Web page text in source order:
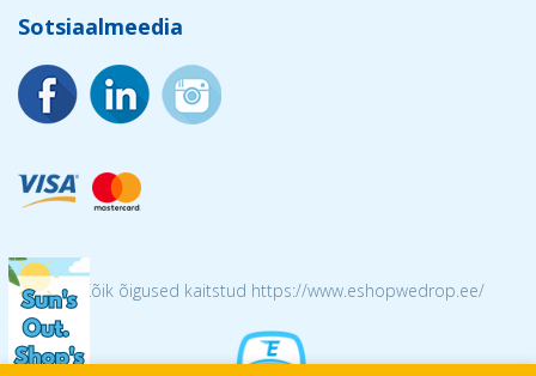
Sotsiaalmeedia
© 2026 Kõik õigused kaitstud https://www.eshopwedrop.ee/